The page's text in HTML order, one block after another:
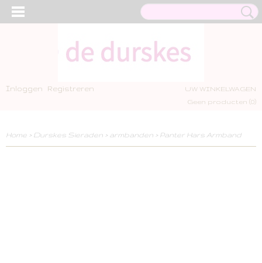
Inloggen Registreren
UW WINKELWAGEN
Geen producten (0)
Home > Durskes Sieraden > armbanden > Panter Hars Armband